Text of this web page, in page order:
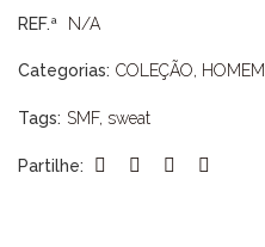
REF.ª N/A
Categorias: COLEÇÃO, HOMEM
Tags: SMF, sweat
Partilhe: